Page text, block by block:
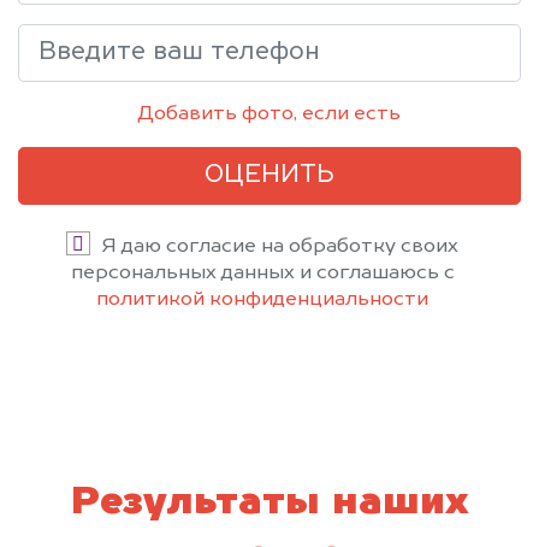
Добавить фото, если есть
ОЦЕНИТЬ
Я даю согласие на обработку своих
персональных данных и соглашаюсь с
политикой конфиденциальности
Результаты наших